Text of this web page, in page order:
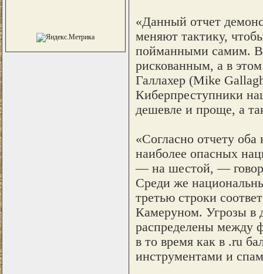
«Данный отчет
меняют тактику,
пойманными самим. В
рискованным, а в
Галлахер (Mike
Киберпреступники
дешевле и проще, а
«Согласно отчету оба
наиболее опасных
— на шестой, —
Среди же
третью строки
Камеруном. Угрозы в
распределены между
в то время как в .ru
инструментами и